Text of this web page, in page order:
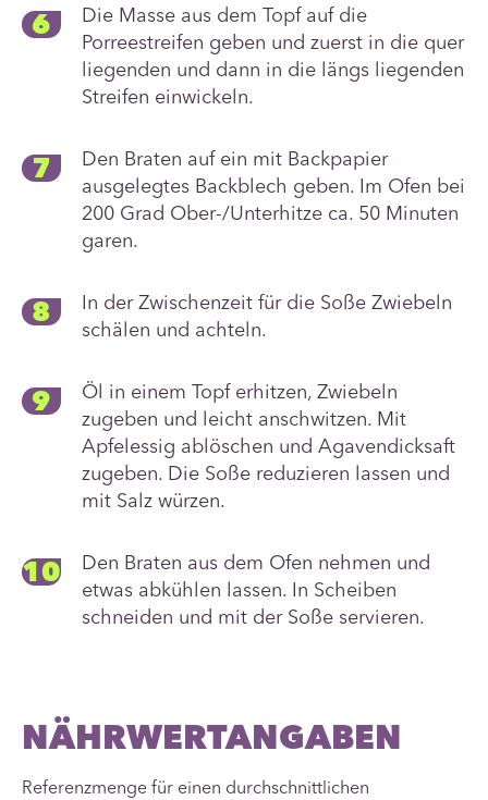
Die Masse aus dem Topf auf die
Porreestreifen geben und zuerst in die quer
liegenden und dann in die längs liegenden
Streifen einwickeln.
Den Braten auf ein mit Backpapier
ausgelegtes Backblech geben. Im Ofen bei
200 Grad Ober-/Unterhitze ca. 50 Minuten
garen.
In der Zwischenzeit für die Soße Zwiebeln
schälen und achteln.
Öl in einem Topf erhitzen, Zwiebeln
zugeben und leicht anschwitzen. Mit
Apfelessig ablöschen und Agavendicksaft
zugeben. Die Soße reduzieren lassen und
mit Salz würzen.
Den Braten aus dem Ofen nehmen und
etwas abkühlen lassen. In Scheiben
schneiden und mit der Soße servieren.
NÄHRWERTANGABEN
Referenzmenge für einen durchschnittlichen